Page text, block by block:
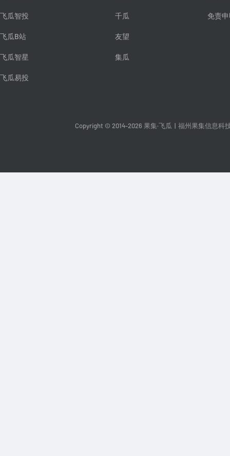
飞瓜智投
飞瓜B站
飞瓜智星
飞瓜易投
千瓜
友望
集瓜
免责
Copyright © 2014-2026 果集·飞瓜 福州果集信息科